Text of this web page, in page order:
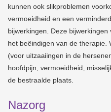
kunnen ook slikproblemen
vermoeidheid en een
bijwerkingen. Deze
het beëindigen van de therapie.
(voor uitzaaiingen in de
hoofdpijn, vermoeidheid,
de bestraalde plaats.
Nazorg